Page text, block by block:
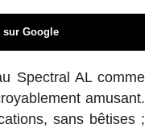
sur Google
Spectral AL comme
amusant.
sans bêtises ;